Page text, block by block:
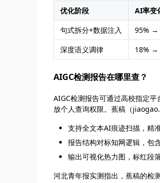
优化阶段 AI率变
句式拆分+数据注入
95% →
深度语义调律
18% →
AIGC检测报告在哪里查？
AIGC检测报告可通过高校指定
放个人查询权限。蕉稿（
支持全文本AI痕迹扫描，精
报告结构对标知网逻辑，包
输出可视化热力图，标红段
河北青年报实测指出，蕉稿的检